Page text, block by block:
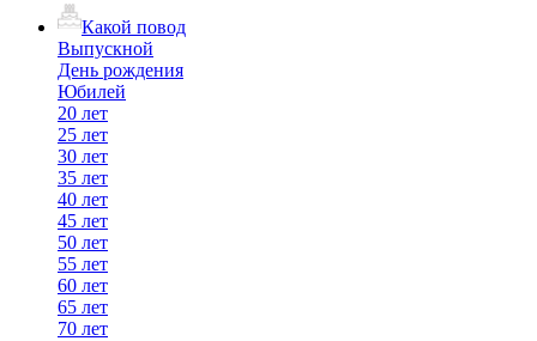
Какой повод
Выпускной
День рождения
Юбилей
20 лет
25 лет
30 лет
35 лет
40 лет
45 лет
50 лет
55 лет
60 лет
65 лет
70 лет